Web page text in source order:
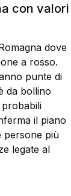
con valori
dove
a rosso.
punte di
da bollino
il piano
persone più
legate al